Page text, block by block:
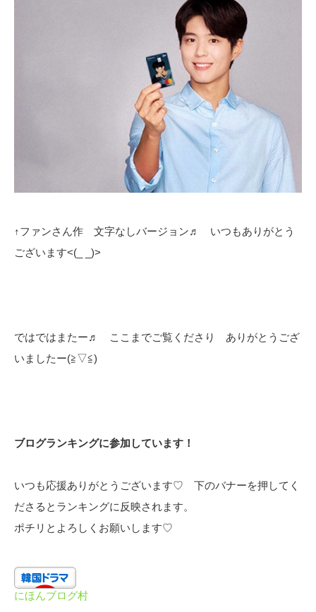
↑ファンさん作 文字なしバージョン♬ いつもありがとう
ございます<(_ _)>
ではではまたー♬ ここまでご覧くださり ありがとうござ
いましたー(≧▽≦)
ブログランキングに参加しています！
いつも応援ありがとうございます♡ 下のバナーを押してく
ださるとランキングに反映されます。
ポチリとよろしくお願いします♡
にほんブログ村